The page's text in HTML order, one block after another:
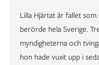
Lilla Hjärtat är fallet
berörde hela Sverige.
myndigheterna och
hon hade vuxit upp i